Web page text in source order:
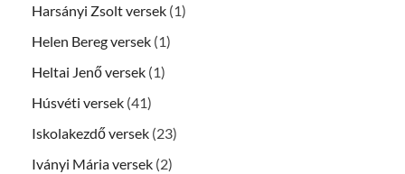
Harsányi Zsolt versek (1)
Helen Bereg versek (1)
Heltai Jenő versek (1)
Húsvéti versek (41)
Iskolakezdő versek (23)
Iványi Mária versek (2)